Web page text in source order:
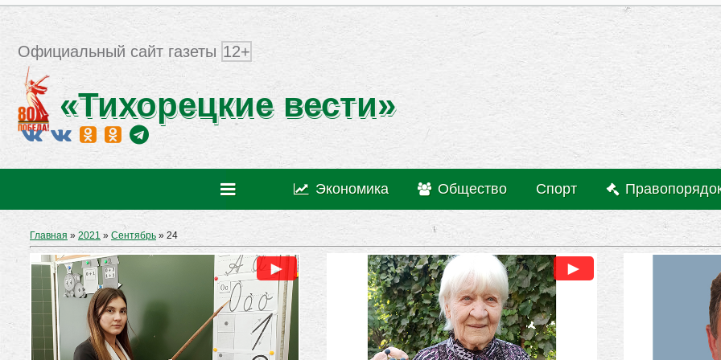
Официальный сайт газеты 12+
«Тихорецкие вести»
Экономика Общество Спорт
Главная »2021 » Сентябрь » 24
► ►